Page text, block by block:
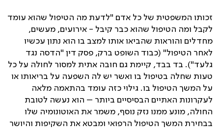
זכותו המשפטית של כל אדם "לדעת מה הטיפול שהוא עומד
לקבל ומה הטיפול שהוא כבר קיבל - אירועים, מעשים,
מחדלים והוראות שהביאו אותו למצב בו הוא נתון עכשיו
לאחר הטיפול" (כבוד השופט ברק, פסק דין "הדסה נגד
גלעד"). בד בבד, קיימת גם חובה אתית למסור לחולה על כל
טעות שחלה בטיפול בו ואשר יש לה השפעה על בריאותו או
על המשך הטיפול בו. גילוי כזה עומד בהתאמה מלאה
לעקרונות האתיים הבסיסיים ביותר – הוא נעשה לטובת
החולה, מונע ממנו נזק נוסף, משמר את האוטונומיה שלו
בבחירת המשך הטיפול הרפואי ומבטא את השקיפות והיושר